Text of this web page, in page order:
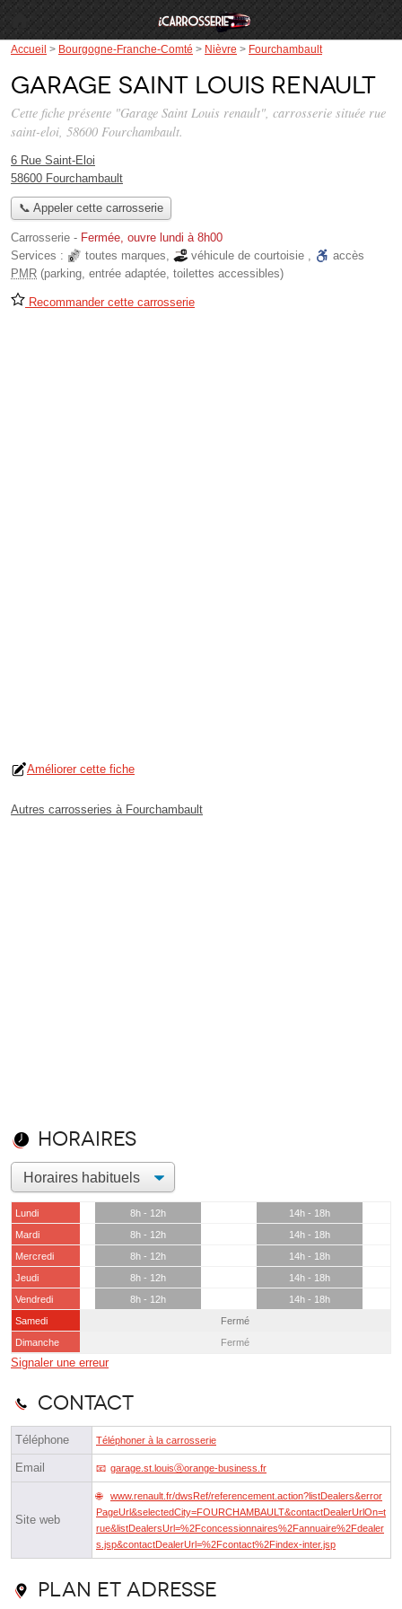
Accueil > Bourgogne-Franche-Comté > Nièvre > Fourchambault
Garage Saint Louis renault
Cette fiche présente "Garage Saint Louis renault", carrosserie située rue
saint-eloi, 58600 Fourchambault.
6 Rue Saint-Eloi
58600 Fourchambault
📞 Appeler cette carrosserie
Carrosserie - Fermée, ouvre lundi à 8h00
Services :
toutes marques, véhicule de courtoisie ,
accès
PMR (parking, entrée adaptée, toilettes accessibles)
Recommander cette carrosserie
Améliorer cette fiche
Autres carrosseries à Fourchambault
Horaires
Lundi 8h - 12h
14h - 18h
Mardi
8h - 12h
14h - 18h
Mercredi
8h - 12h
14h - 18h
Jeudi
8h - 12h
14h - 18h
Vendredi
8h - 12h
14h - 18h
Samedi
Fermé
Dimanche
Fermé
Signaler une erreur
Contact
Téléphone Téléphoner à la carrosserie
Email garage.st.louisⓐorange-business.fr
Site web
www.renault.fr/dwsRef/referencement.action?listDealers&error
PageUrl&selectedCity=FOURCHAMBAULT&contactDealerUrlOn=t
rue&listDealersUrl=%2Fconcessionnaires%2Fannuaire%2Fdealer
s.jsp&contactDealerUrl=%2Fcontact%2Findex-inter.jsp
Plan et adresse